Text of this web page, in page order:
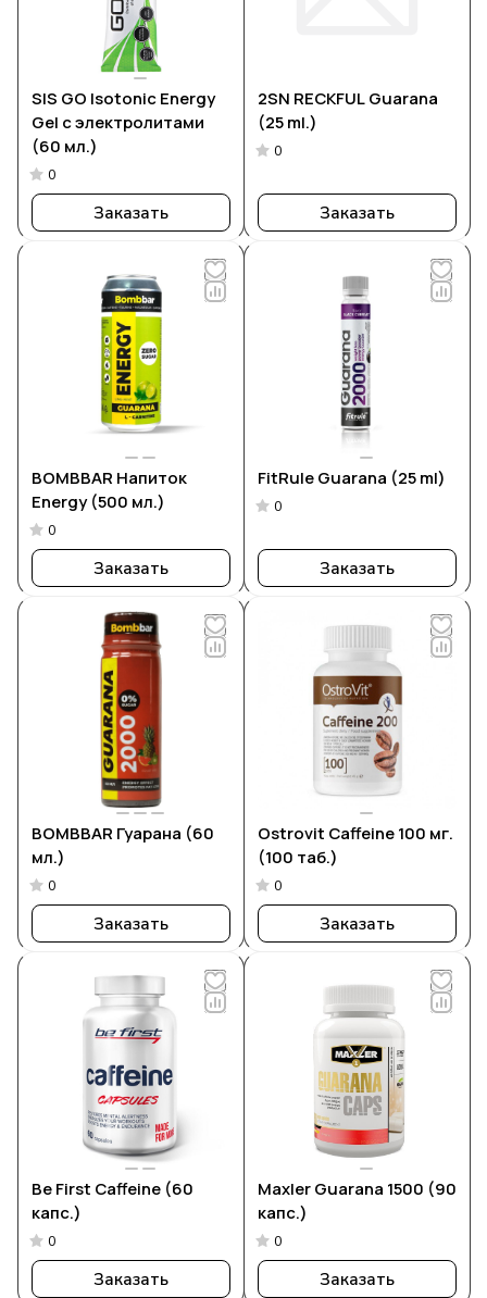
SIS GO Isotonic Energy
Gel с электролитами
(60 мл.)
0
Заказать
2SN RECKFUL Guarana
(25 ml.)
0
Заказать
BOMBBAR Напиток
Energy (500 мл.)
0
Заказать
FitRule Guarana (25 ml)
0
Заказать
BOMBBAR Гуарана (60
мл.)
0
Заказать
Ostrovit Caffeine 100 мг.
(100 таб.)
0
Заказать
Be First Caffeine (60
капс.)
0
Заказать
Maxler Guarana 1500 (90
капс.)
0
Заказать